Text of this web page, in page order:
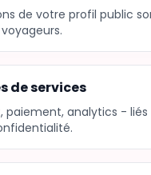
de votre profil public
de services
paiement, analytics - liés